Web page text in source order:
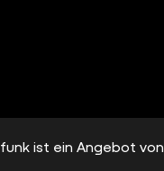
funk ist ein Angebot von